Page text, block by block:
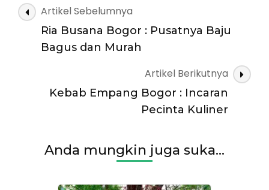
Rekomendasi
Petani
Navigasi
Artikel
Artikel Sebelumnya
Ria Busana Bogor : Pusatnya Baju
Bagus dan Murah
Artikel Berikutnya
Kebab Empang Bogor : Incaran
Pecinta Kuliner
Anda mungkin juga suka...